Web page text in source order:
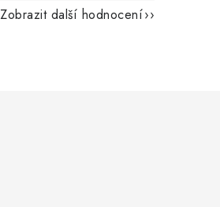
Zobrazit další hodnocení